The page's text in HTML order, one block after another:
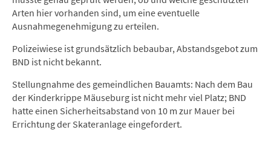
Arten hier vorhanden sind, um eine eventuelle
Ausnahmegenehmigung zu erteilen.
Polizeiwiese ist grundsätzlich bebaubar, Abstandsgebot zum
BND ist nicht bekannt.
Stellungnahme des gemeindlichen Bauamts: Nach dem Bau
der Kinderkrippe Mäuseburg ist nicht mehr viel Platz; BND
hatte einen Sicherheitsabstand von 10 m zur Mauer bei
Errichtung der Skateranlage eingefordert.